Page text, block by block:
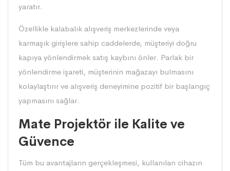
yaratır.
Özellikle kalabalık alışveriş merkezlerinde veya
karmaşık girişlere sahip caddelerde, müşteriyi doğru
kapıya yönlendirmek satış kaybını önler. Parlak bir
yönlendirme işareti, müşterinin mağazayı bulmasını
kolaylaştırır ve alışveriş deneyimine pozitif bir başlangıç
yapmasını sağlar.
Mate Projektör ile Kalite ve
Güvence
Tüm bu avantajların gerçekleşmesi, kullanılan cihazın